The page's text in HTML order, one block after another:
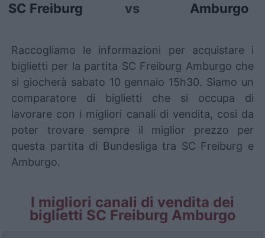
SC Freiburg vs Amburgo
Raccogliamo le informazioni per acquistare i
biglietti per la partita SC Freiburg Amburgo che
si giocherà sabato 10 gennaio 15h30. Siamo un
comparatore di biglietti che si occupa di
lavorare con i migliori canali di vendita, così da
poter trovare sempre il miglior prezzo per
questa partita di Bundesliga tra SC Freiburg e
Amburgo.
I migliori canali di vendita dei
biglietti SC Freiburg Amburgo